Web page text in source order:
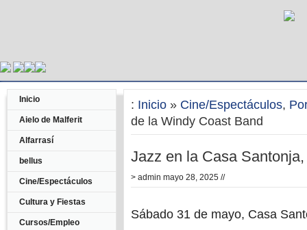
Inicio
Aielo de Malferit
Alfarrasí
bellus
Cine/Espectáculos
Cultura y Fiestas
Cursos/Empleo
: Inicio » Cine/Espectáculos,
de la Windy Coast Band
Jazz en la Casa
> admin mayo 28, 2025 //
Sábado 31 de mayo, Casa